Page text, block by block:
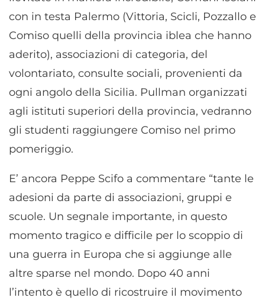
con in testa Palermo (Vittoria, Scicli, Pozzallo e
Comiso quelli della provincia iblea che hanno
aderito), associazioni di categoria, del
volontariato, consulte sociali, provenienti da
ogni angolo della Sicilia. Pullman organizzati
agli istituti superiori della provincia, vedranno
gli studenti raggiungere Comiso nel primo
pomeriggio.
E’ ancora Peppe Scifo a commentare “tante le
adesioni da parte di associazioni, gruppi e
scuole. Un segnale importante, in questo
momento tragico e difficile per lo scoppio di
una guerra in Europa che si aggiunge alle
altre sparse nel mondo. Dopo 40 anni
l’intento è quello di ricostruire il movimento